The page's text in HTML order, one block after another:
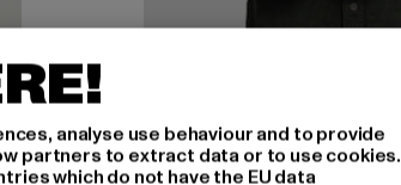
analyse use behaviour and to provide
partners to extract data or to use cookies.
which do not have the EU data